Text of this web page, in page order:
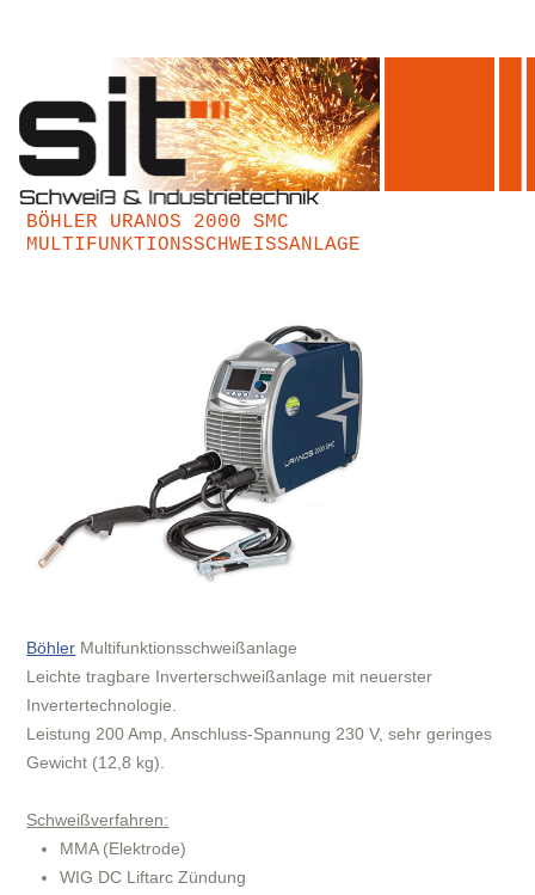
BÖHLER URANOS 2000 SMC
MULTIFUNKTIONSSCHWEISSANLAGE
Böhler Multifunktionsschweißanlage
Leichte tragbare Inverterschweißanlage mit neuerster
Invertertechnologie.
Leistung 200 Amp, Anschluss-Spannung 230 V, sehr geringes
Gewicht (12,8 kg).
Schweißverfahren:
MMA (Elektrode)
WIG DC Liftarc Zündung